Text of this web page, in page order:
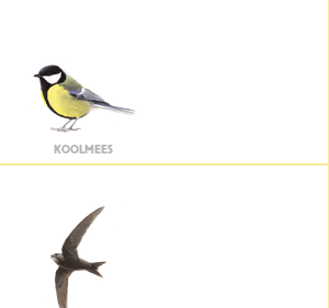
KOOLMEES